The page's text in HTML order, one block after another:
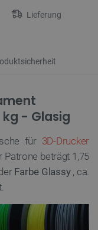
Lieferung
kg - Glasig
für 3D-Drucker
beträgt 1,75
Farbe Glassy, ca.